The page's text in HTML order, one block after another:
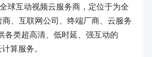
球互动视频云服务商，定位于为全
、互联网公司、终端厂商、云服务
各类超高清、低时延、强互动的
算服务。